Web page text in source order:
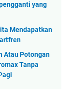
yang
Mendapatkan
Atau Potongan
Tanpa